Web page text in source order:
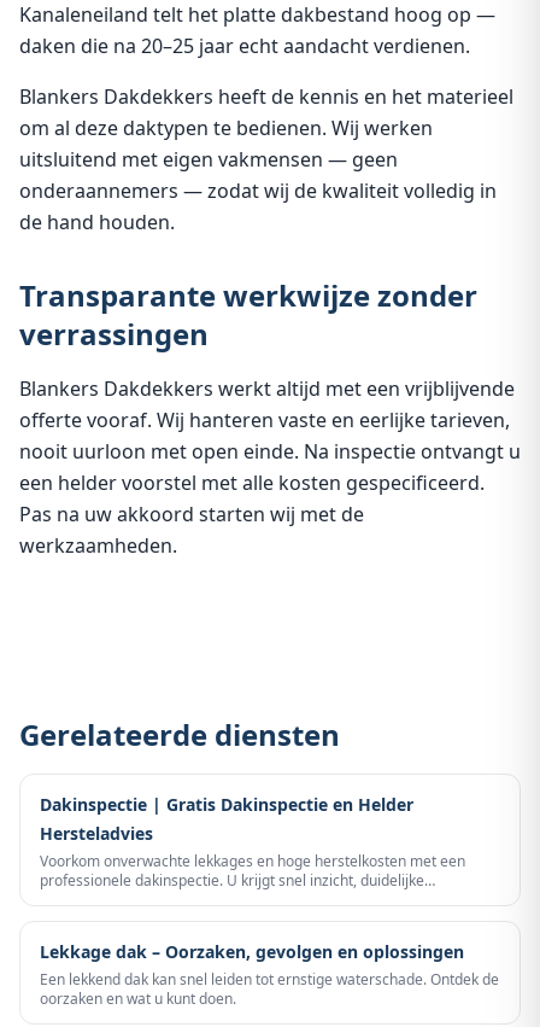
Kanaleneiland telt het platte dakbestand hoog op —
daken die na 20–25 jaar echt aandacht verdienen.
Blankers Dakdekkers heeft de kennis en het materieel
om al deze daktypen te bedienen. Wij werken
uitsluitend met eigen vakmensen — geen
onderaannemers — zodat wij de kwaliteit volledig in
de hand houden.
Transparante werkwijze zonder
verrassingen
Blankers Dakdekkers werkt altijd met een vrijblijvende
offerte vooraf. Wij hanteren vaste en eerlijke tarieven,
nooit uurloon met open einde. Na inspectie ontvangt u
een helder voorstel met alle kosten gespecificeerd.
Pas na uw akkoord starten wij met de
werkzaamheden.
Gerelateerde diensten
Dakinspectie | Gratis Dakinspectie en Helder
Hersteladvies
Voorkom onverwachte lekkages en hoge herstelkosten met een
professionele dakinspectie. U krijgt snel inzicht, duidelijke
Lekkage dak – Oorzaken, gevolgen en oplossingen
Een lekkend dak kan snel leiden tot ernstige waterschade. Ontdek de
oorzaken en wat u kunt doen.